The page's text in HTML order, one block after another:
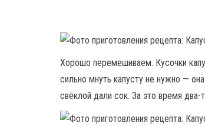
Хорошо перемешиваем. Кусочки
сильно мнуть капусту не нужно —
свёклой дали сок. За это время